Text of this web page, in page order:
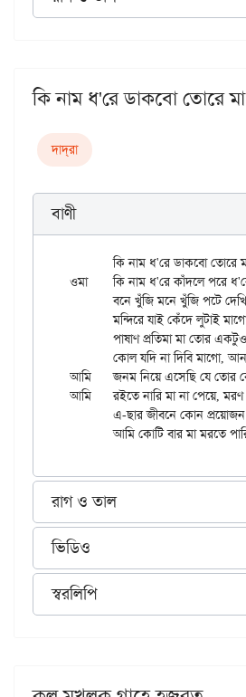
কি নাম ধ'রে ডাকবো তোরে মা
দাদ্‌রা
বাণী
	কি নাম ধ'রে ডাকবো তোরে মা তুই দে ব'লে
ওমা	কি নাম ধ'রে কাঁদলে পরে ধ'রে তুলিস কোলে (মাগো)।।
	বনে খুঁজি মনে খুঁজি পটে দেখি ঘটে পূজি
	মন্দিরে যাই কেঁদে লুটাই মাগো —
আমি	জনম নিয়ে এসেছি যে তোর কোলেরই লোভে।
আমি	রইতে নারি মা না পেয়ে, মরণ দে মা তাহার চেয়ে
রাগ ও তাল
ভিডিও
স্বরলিপি